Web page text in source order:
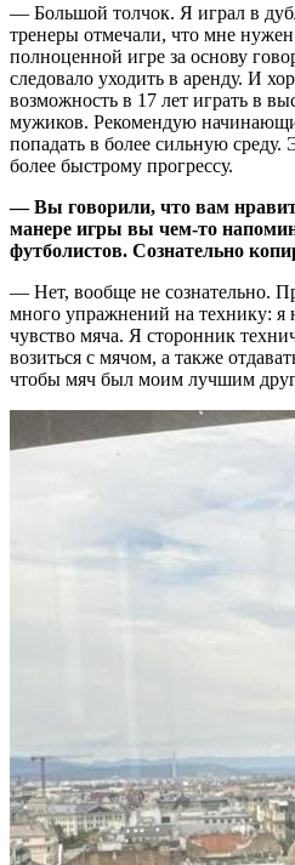
— Большой толчок. Я играл в
тренеры отмечали, что мне
полноценной игре за основу
следовало уходить в аренду. И
возможность в 17 лет играть в
мужиков. Рекомендую
попадать в более сильную среду.
более быстрому прогрессу.
— Вы говорили, что вам
манере игры вы чем-то
футболистов. Сознательно
— Нет, вообще не сознательно.
много упражнений на технику: я
чувство мяча. Я сторонник
возиться с мячом, а также
чтобы мяч был моим лучшим